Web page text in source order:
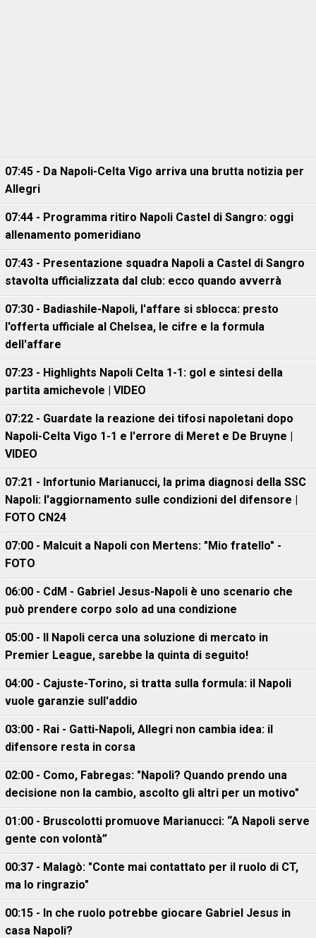
07:45 - Da Napoli-Celta Vigo arriva una brutta notizia per
Allegri
07:44 - Programma ritiro Napoli Castel di Sangro: oggi
allenamento pomeridiano
07:43 - Presentazione squadra Napoli a Castel di Sangro
stavolta ufficializzata dal club: ecco quando avverrà
07:30 - Badiashile-Napoli, l'affare si sblocca: presto
l'offerta ufficiale al Chelsea, le cifre e la formula
dell'affare
07:23 - Highlights Napoli Celta 1-1: gol e sintesi della
partita amichevole | VIDEO
07:22 - Guardate la reazione dei tifosi napoletani dopo
Napoli-Celta Vigo 1-1 e l'errore di Meret e De Bruyne |
VIDEO
07:21 - Infortunio Marianucci, la prima diagnosi della SSC
Napoli: l'aggiornamento sulle condizioni del difensore |
FOTO CN24
07:00 - Malcuit a Napoli con Mertens: "Mio fratello" -
FOTO
06:00 - CdM - Gabriel Jesus-Napoli è uno scenario che
può prendere corpo solo ad una condizione
05:00 - Il Napoli cerca una soluzione di mercato in
Premier League, sarebbe la quinta di seguito!
04:00 - Cajuste-Torino, si tratta sulla formula: il Napoli
vuole garanzie sull'addio
03:00 - Rai - Gatti-Napoli, Allegri non cambia idea: il
difensore resta in corsa
02:00 - Como, Fabregas: "Napoli? Quando prendo una
decisione non la cambio, ascolto gli altri per un motivo"
01:00 - Bruscolotti promuove Marianucci: “A Napoli serve
gente con volontà”
00:37 - Malagò: "Conte mai contattato per il ruolo di CT,
ma lo ringrazio"
00:15 - In che ruolo potrebbe giocare Gabriel Jesus in
casa Napoli?